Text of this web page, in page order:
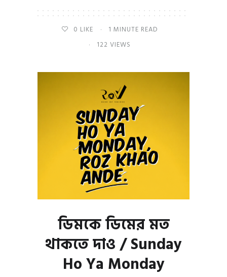
0 LIKE
1 MINUTE READ
122 VIEWS
ডিমকে ডিমের মত
থাকতে দাও / Sunday
Ho Ya Monday